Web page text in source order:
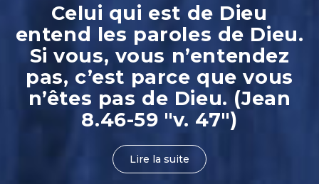
Celui qui est de Dieu
entend les paroles de Dieu.
Si vous, vous n’entendez
pas, c’est parce que vous
n’êtes pas de Dieu. (Jean
8.46-59 "v. 47")
Lire la suite